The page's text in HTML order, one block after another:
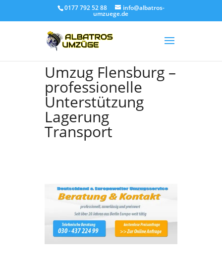
0177 792 52 88 info@albatros-
umzuege.de
Umzug Flensburg –
professionelle
Unterstützung
Lagerung
Transport